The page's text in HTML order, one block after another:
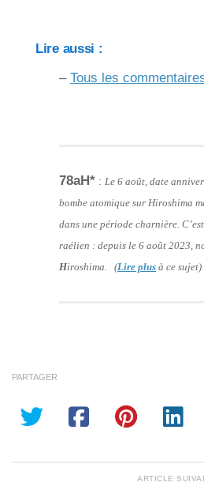
Lire aussi :
– Tous les
78aH* : Le 6 août, date
bombe atomique sur Hiroshima
dans une période charnière.
raélien : depuis le 6 août 2023,
Hiroshima. (Lire plus à ce sujet)
PARTAGER
ARTICLE